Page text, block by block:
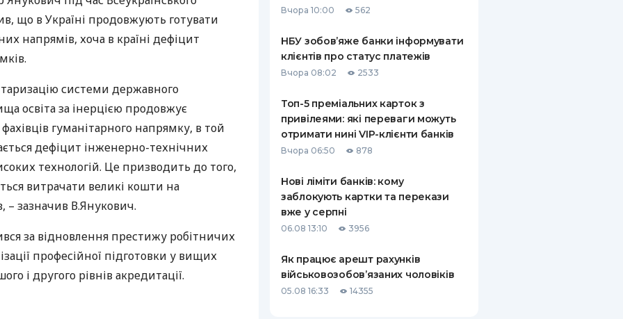
РЕЙТИНГ ДЕБЕТОВИХ
КАРТОК
ПУТІВНИКИ ПО
БАНКІВСЬКИХ КАРТКАХ
СТРАХУВАННЮ
ВСІ СТРАХОВІ ПОЛІСИ
ВІДГУКИ ПРО СТРАХОВІ
КОМПАНІЇ
КОНТАКТИ
що в Україні продовжують готувати
напрямів, хоча в країні дефіцит
системи державного
освіта за інерцією продовжує
гуманітарного напрямку, в той
дефіцит інженерно-технічних
технологій. Це призводить до того,
витрачати великі кошти на
– зазначив В.Янукович.
за відновлення престижу робітничих
професійної підготовки у вищих
і другого рівнів акредитації.
Вчора 10:00 562
НБУ зобов’яже банки інформувати
клієнтів про статус платежів
Вчора 08:02 2533
Топ-5 преміальних карток з
привілеями: які переваги можуть
отримати нині VIP-клієнти банків
Вчора 06:50 878
Нові ліміти банків: кому
заблокують картки та перекази
вже у серпні
06.08 13:10 3956
Як працює арешт рахунків
військовозобов’язаних чоловіків
05.08 16:33 14355